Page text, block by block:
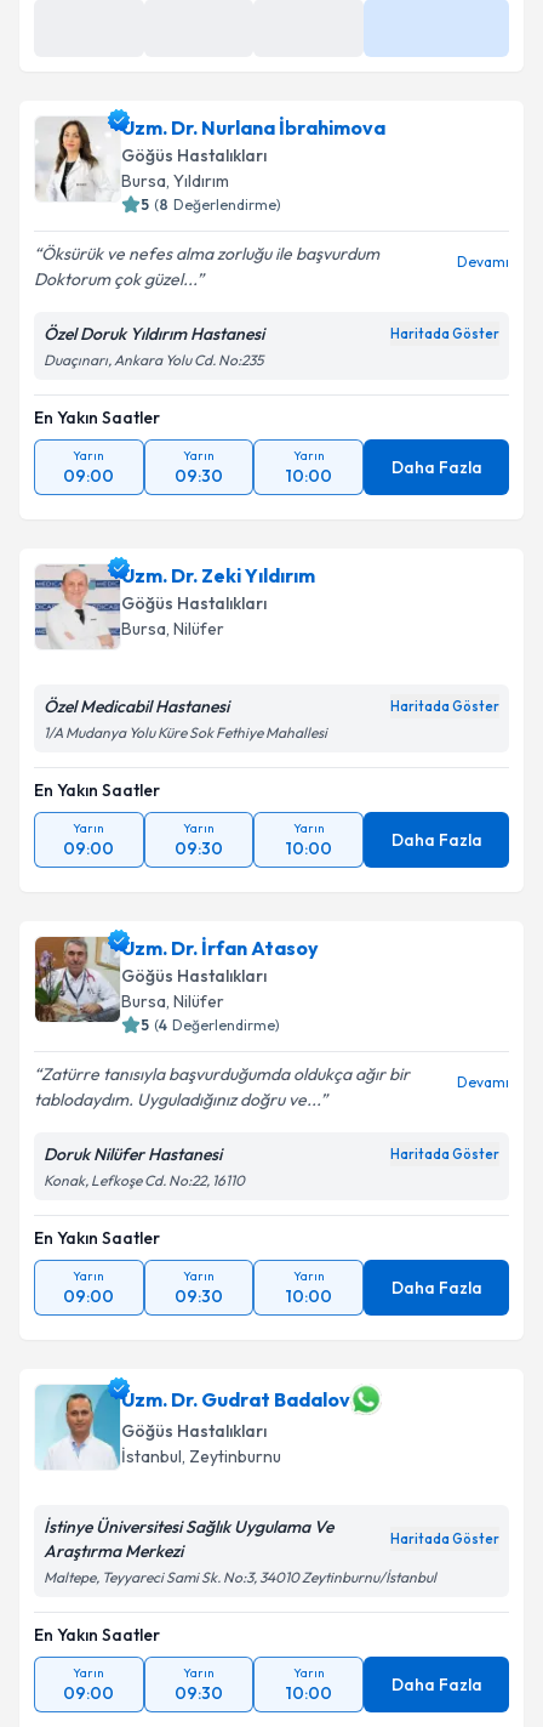
Uzm. Dr. Nurlana İbrahimova
Göğüs Hastalıkları
Bursa, Yıldırım
5 (8 Değerlendirme)
Öksürük ve nefes alma zorluğu ile başvurdum
Doktorum çok güzel...
Devamı
Özel Doruk Yıldırım Hastanesi Haritada Göster
Duaçınarı, Ankara Yolu Cd. No:235
En Yakın Saatler
Yarın
09:00
Yarın
09:30
Yarın
10:00 Daha Fazla
Uzm. Dr. Zeki Yıldırım
Göğüs Hastalıkları
Bursa, Nilüfer
Özel Medicabil Hastanesi Haritada Göster
1/A Mudanya Yolu Küre Sok Fethiye Mahallesi
En Yakın Saatler
Yarın
09:00
Yarın
09:30
Yarın
10:00 Daha Fazla
Uzm. Dr. İrfan Atasoy
Göğüs Hastalıkları
Bursa, Nilüfer
5 (4 Değerlendirme)
Zatürre tanısıyla başvurduğumda oldukça ağır bir
tablodaydım. Uyguladığınız doğru ve...
Devamı
Doruk Nilüfer Hastanesi Haritada Göster
Konak, Lefkoşe Cd. No:22, 16110
En Yakın Saatler
Yarın
09:00
Yarın
09:30
Yarın
10:00 Daha Fazla
Uzm. Dr. Gudrat Badalov
Göğüs Hastalıkları
İstanbul, Zeytinburnu
İstinye Üniversitesi Sağlık Uygulama Ve
Araştırma Merkezi
Haritada Göster
Maltepe, Teyyareci Sami Sk. No:3, 34010 Zeytinburnu/İstanbul
En Yakın Saatler
Yarın
09:00
Yarın
09:30
Yarın
10:00 Daha Fazla